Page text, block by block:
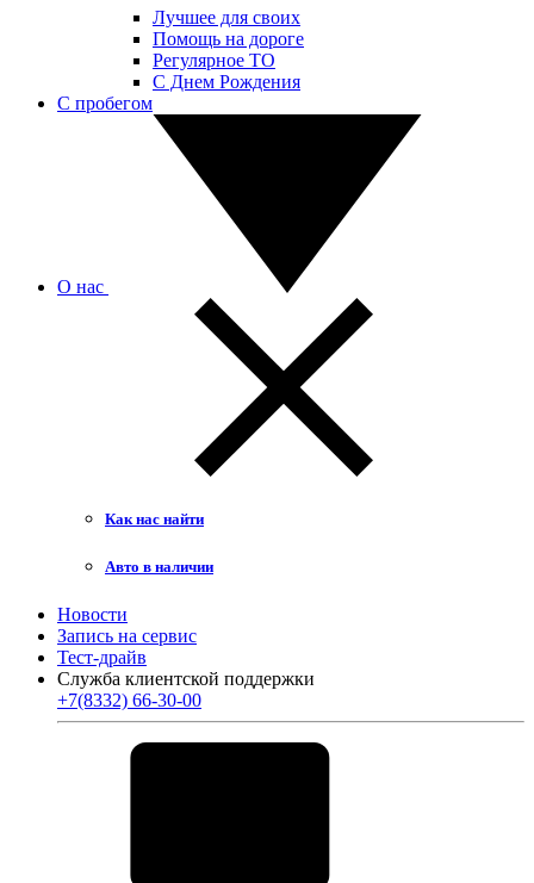
Лучшее для своих
Помощь на дороге
Регулярное ТО
С Днем Рождения
С пробегом
О нас
Как нас найти
Авто в наличии
Новости
Запись на сервис
Тест-драйв
Служба клиентской поддержки
+7(8332) 66-30-00